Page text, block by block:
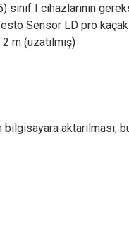
sınıf I cihazlarının
Sensör LD pro
m (uzatılmış)
aktarılması,